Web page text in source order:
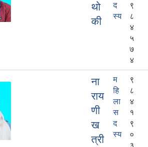
थो
की
द
स्य
९
८
४
५
७
४
ना
राय
णी
ख
त्री
म
हि
ला
स
द
स्य
९
८
४
१
९
०
३